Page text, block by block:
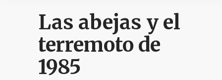
Las abejas y el
terremoto de
1985